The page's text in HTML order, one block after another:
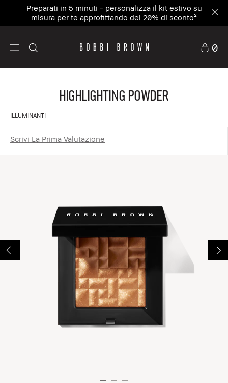
Preparati in 5 minuti - personalizza il kit estivo su
misura per te approfittando del 20% di sconto²
0
Highlighting Powder
ILLUMINANTI
Scrivi La Prima Valutazione